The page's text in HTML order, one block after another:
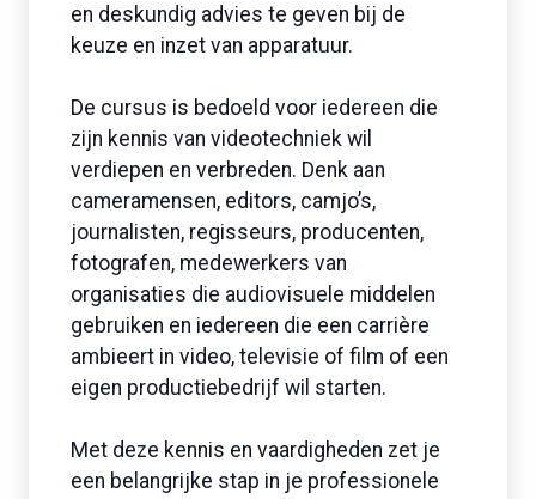
en deskundig advies te geven bij de
keuze en inzet van apparatuur.
De cursus is bedoeld voor iedereen die
zijn kennis van videotechniek wil
verdiepen en verbreden. Denk aan
cameramensen, editors, camjo’s,
journalisten, regisseurs, producenten,
fotografen, medewerkers van
organisaties die audiovisuele middelen
gebruiken en iedereen die een carrière
ambieert in video, televisie of film of een
eigen productiebedrijf wil starten.
Met deze kennis en vaardigheden zet je
een belangrijke stap in je professionele